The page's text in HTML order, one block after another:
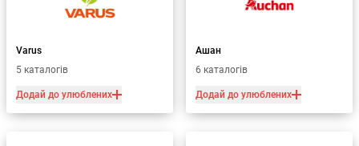
Varus
5 каталогів
Додай до улюблених
Ашан
6 каталогів
Додай до улюблених